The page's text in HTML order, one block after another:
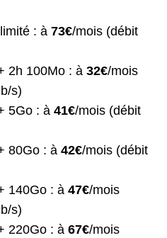
: à 73€/mois (débit
2h 100Mo : à 32€/mois
s)
5Go : à 41€/mois (débit
80Go : à 42€/mois (débit
140Go : à 47€/mois
s)
220Go : à 67€/mois